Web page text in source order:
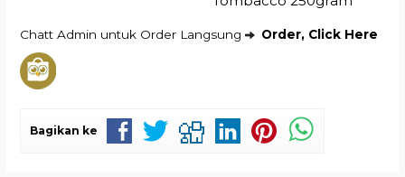
Chatt Admin untuk Order Langsung Order, Click Here
Bagikan ke